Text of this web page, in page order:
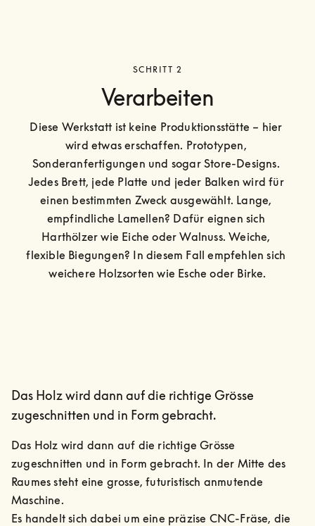
SCHRITT 2
Verarbeiten
Diese Werkstatt ist keine Produktionsstätte – hier
wird etwas erschaffen. Prototypen,
Sonderanfertigungen und sogar Store-Designs.
Jedes Brett, jede Platte und jeder Balken wird für
einen bestimmten Zweck ausgewählt. Lange,
empfindliche Lamellen? Dafür eignen sich
Harthölzer wie Eiche oder Walnuss. Weiche,
flexible Biegungen? In diesem Fall empfehlen sich
weichere Holzsorten wie Esche oder Birke.
Das Holz wird dann auf die richtige Grösse
zugeschnitten und in Form gebracht.
Das Holz wird dann auf die richtige Grösse
zugeschnitten und in Form gebracht. In der Mitte des
Raumes steht eine grosse, futuristisch anmutende
Maschine.
Es handelt sich dabei um eine präzise CNC-Fräse, die